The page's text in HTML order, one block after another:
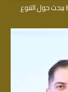
د. إباء فراح تشارك في المؤتمر السنوي الأول لـ EPICROPS ببحث حول التنوع